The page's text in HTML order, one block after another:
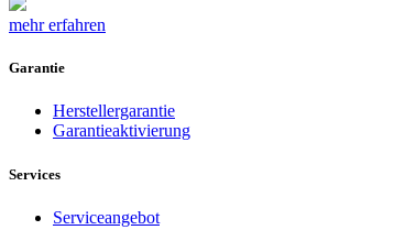
mehr erfahren
Garantie
Herstellergarantie
Garantieaktivierung
Services
Serviceangebot